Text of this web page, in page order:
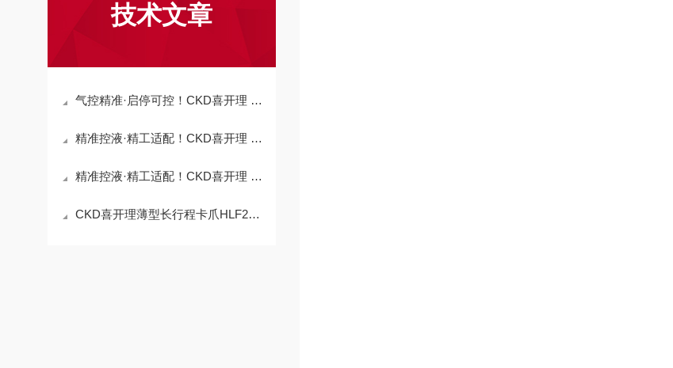
技术文章
气控精准·启停可控！CKD喜开理 SABIS-15A-C 气控型2通气缸阀
精准控液·精工适配！CKD喜开理 KML60-4 精致液位开关
精准控液·精工适配！CKD喜开理 KML502-1D-A 精致液位开关​
CKD喜开理薄型长行程卡爪HLF2的操作使用